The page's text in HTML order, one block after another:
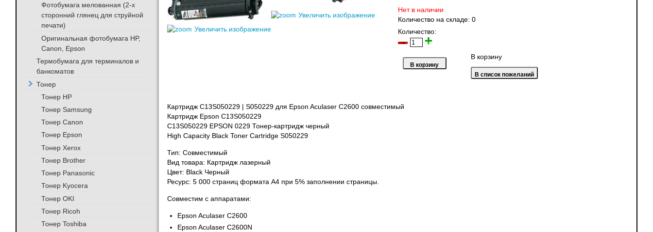
Увеличить изображение
Увеличить изображение
Нет в наличии
Количество на складе: 0
Количество:
В корзину
Картридж C13S050229 | S050229 для Epson Aculaser C2600 совместимый
Картридж Epson C13S050229
C13S050229 EPSON 0229 Тонер-картридж черный
High Capacity Black Toner Cartridge S050229
Тип: Совместимый
Вид товара: Картридж лазерный
Цвет: Black Черный
Ресурс: 5 000 страниц формата А4 при 5% заполнении страницы.
Совместим с аппаратами:
Epson Aculaser C2600
Epson Aculaser C2600N
Фотобумага мелованная (2-х
сторонний глянец для струйной
печати)
Оригинальная фотобумага HP,
Canon, Epson
Термобумага для терминалов и
банкоматов
Тонер
Тонер HP
Тонер Samsung
Тонер Canon
Тонер Epson
Тонер Xerox
Тонер Brother
Тонер Panasonic
Тонер Kyocera
Тонер OKI
Тонер Ricoh
Тонер Toshiba